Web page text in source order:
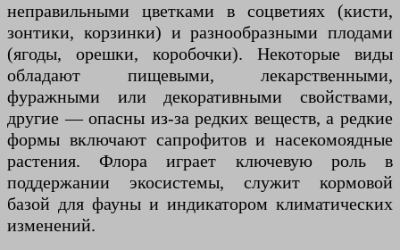
неправильными цветками в соцветиях (кисти,
зонтики, корзинки) и разнообразными плодами
(ягоды, орешки, коробочки). Некоторые виды
обладают пищевыми, лекарственными,
фуражными или декоративными свойствами,
другие — опасны из-за редких веществ, а редкие
формы включают сапрофитов и насекомоядные
растения. Флора играет ключевую роль в
поддержании экосистемы, служит кормовой
базой для фауны и индикатором климатических
изменений.